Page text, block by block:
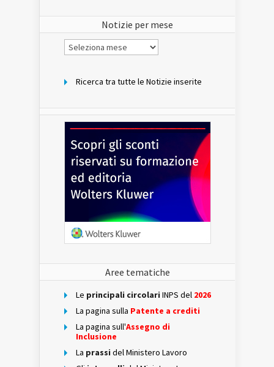
Notizie per mese
Notizie
per
Ricerca tra tutte le Notizie inserite
Aree tematiche
Le principali circolari INPS del 2026
La pagina sulla Patente a crediti
La pagina sull'Assegno di
Inclusione
La prassi del Ministero Lavoro